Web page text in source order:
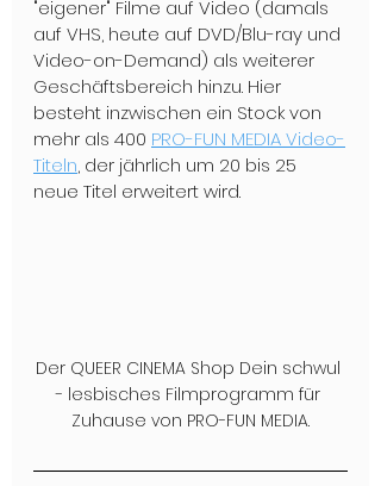
"eigener" Filme auf Video (damals
auf VHS, heute auf DVD/Blu-ray und
Video-on-Demand) als weiterer
Geschäftsbereich hinzu. Hier
besteht inzwischen ein Stock von
mehr als 400 PRO-FUN MEDIA Video-
Titeln, der jährlich um 20 bis 25
neue Titel erweitert wird.
Der QUEER CINEMA Shop Dein schwul
- lesbisches Filmprogramm für
Zuhause von PRO-FUN MEDIA.